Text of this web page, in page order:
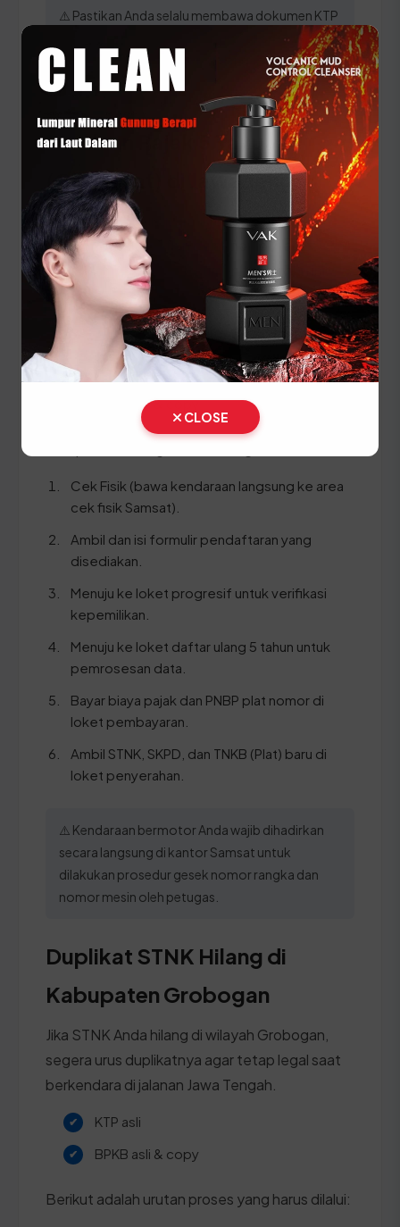
⚠️ Pastikan Anda selalu membawa dokumen KTP
dan STNK asli yang sah serta pastikan seluruh
data identitas telah sinkron dengan database
kependudukan terbaru.
Panduan Pajak 5 Tahunan
(Ganti Plat) di Jawa Tengah
Setiap lima tahun, pemilik kendaraan wajib
melakukan pergantian pelat nomor dan cek fisik
kendaraan. Siapkan dokumen tambahan ini:
STNK asli
KTP asli
SKPD asli
BPKB asli & copy
Cek Fisik (bawa kendaraan langsung ke area
cek fisik Samsat).
Ambil dan isi formulir pendaftaran yang
disediakan.
Menuju ke loket progresif untuk verifikasi
kepemilikan.
Menuju ke loket daftar ulang 5 tahun untuk
pemrosesan data.
Bayar biaya pajak dan PNBP plat nomor di
loket pembayaran.
Ambil STNK, SKPD, dan TNKB (Plat) baru di
loket penyerahan.
⚠️ Kendaraan bermotor Anda wajib dihadirkan
secara langsung di kantor Samsat untuk
dilakukan prosedur gesek nomor rangka dan
nomor mesin oleh petugas.
Duplikat STNK Hilang di
Kabupaten Grobogan
Jika STNK Anda hilang di wilayah Grobogan,
segera urus duplikatnya agar tetap legal saat
berkendara di jalanan Jawa Tengah.
KTP asli
BPKB asli & copy
Berikut adalah urutan proses yang harus dilalui:
CLOSE